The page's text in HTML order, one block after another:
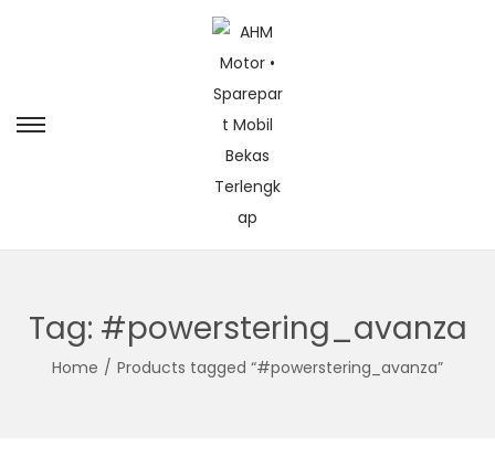
Tag: #powerstering_avanza
Home / Products tagged “#powerstering_avanza”